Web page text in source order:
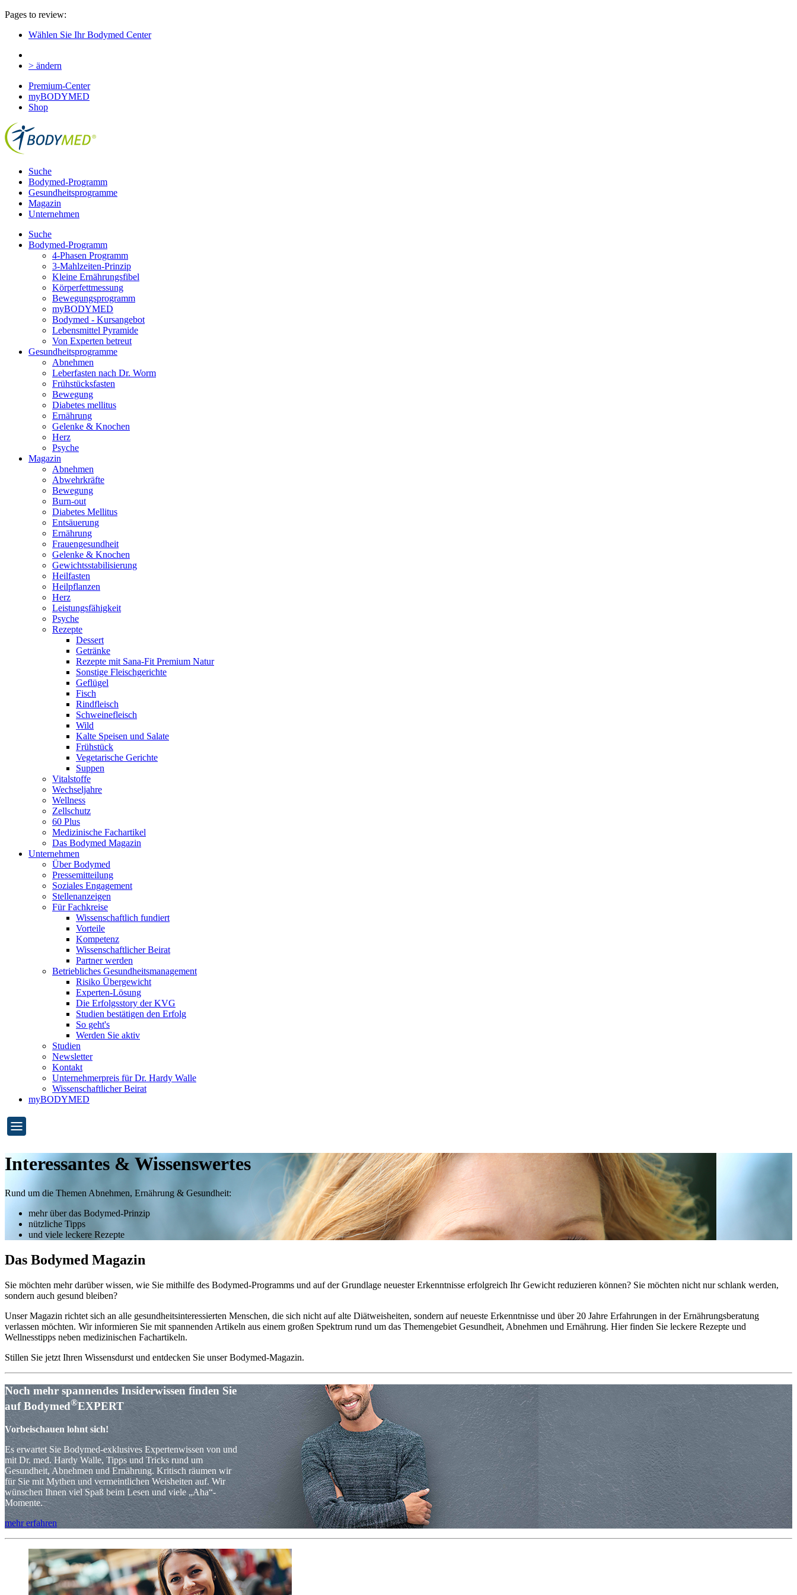
Pages to review:
Wählen Sie Ihr Bodymed Center
> ändern
Premium-Center
myBODYMED
Shop
Suche
Bodymed-Programm
Gesundheitsprogramme
Magazin
Unternehmen
Suche
Bodymed-Programm
4-Phasen Programm
3-Mahlzeiten-Prinzip
Kleine Ernährungsfibel
Körperfettmessung
Bewegungsprogramm
myBODYMED
Bodymed - Kursangebot
Lebensmittel Pyramide
Von Experten betreut
Gesundheitsprogramme
Abnehmen
Leberfasten nach Dr. Worm
Frühstücksfasten
Bewegung
Diabetes mellitus
Ernährung
Gelenke & Knochen
Herz
Psyche
Magazin
Abnehmen
Abwehrkräfte
Bewegung
Burn-out
Diabetes Mellitus
Entsäuerung
Ernährung
Frauengesundheit
Gelenke & Knochen
Gewichtsstabilisierung
Heilfasten
Heilpflanzen
Herz
Leistungsfähigkeit
Psyche
Rezepte
Dessert
Getränke
Rezepte mit Sana-Fit Premium Natur
Sonstige Fleischgerichte
Geflügel
Fisch
Rindfleisch
Schweinefleisch
Wild
Kalte Speisen und Salate
Frühstück
Vegetarische Gerichte
Suppen
Vitalstoffe
Wechseljahre
Wellness
Zellschutz
60 Plus
Medizinische Fachartikel
Das Bodymed Magazin
Unternehmen
Über Bodymed
Pressemitteilung
Soziales Engagement
Stellenanzeigen
Für Fachkreise
Wissenschaftlich fundiert
Vorteile
Kompetenz
Wissenschaftlicher Beirat
Partner werden
Betriebliches Gesundheitsmanagement
Risiko Übergewicht
Experten-Lösung
Die Erfolgsstory der KVG
Studien bestätigen den Erfolg
So geht's
Werden Sie aktiv
Studien
Newsletter
Kontakt
Unternehmerpreis für Dr. Hardy Walle
Wissenschaftlicher Beirat
myBODYMED
Interessantes & Wissenswertes
Rund um die Themen Abnehmen, Ernährung & Gesundheit:
mehr über das Bodymed-Prinzip
nützliche Tipps
und viele leckere Rezepte
Das Bodymed Magazin
Sie möchten mehr darüber wissen, wie Sie mithilfe des Bodymed-Programms und auf der Grundlage neuester Erkenntnisse erfolgreich Ihr Gewicht reduzieren können? Sie möchten nicht nur schlank werden,
sondern auch gesund bleiben?
Unser Magazin richtet sich an alle gesundheitsinteressierten Menschen, die sich nicht auf alte Diätweisheiten, sondern auf neueste Erkenntnisse und über 20 Jahre Erfahrungen in der Ernährungsberatung
verlassen möchten. Wir informieren Sie mit spannenden Artikeln aus einem großen Spektrum rund um das Themengebiet Gesundheit, Abnehmen und Ernährung. Hier finden Sie leckere Rezepte und
Wellnesstipps neben medizinischen Fachartikeln.
Stillen Sie jetzt Ihren Wissensdurst und entdecken Sie unser Bodymed-Magazin.
Noch mehr spannendes Insiderwissen finden Sie
auf Bodymed®EXPERT
Vorbeischauen lohnt sich!
Es erwartet Sie Bodymed-exklusives Expertenwissen von und
mit Dr. med. Hardy Walle, Tipps und Tricks rund um
Gesundheit, Abnehmen und Ernährung. Kritisch räumen wir
für Sie mit Mythen und vermeintlichen Weisheiten auf. Wir
wünschen Ihnen viel Spaß beim Lesen und viele „Aha“-
Momente.
mehr erfahren